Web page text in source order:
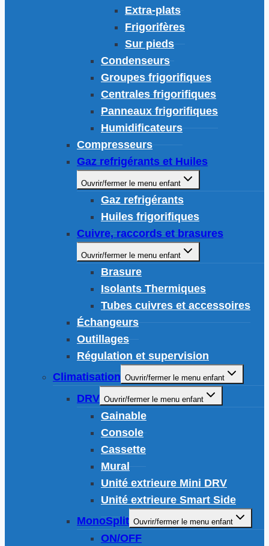
Extra-plats
Frigorifères
Sur pieds
Condenseurs
Groupes frigorifiques
Centrales frigorifiques
Panneaux frigorifiques
Humidificateurs
Compresseurs
Gaz refrigérants et Huiles
Ouvrir/fermer le menu enfant
Gaz refrigérants
Huiles frigorifiques
Cuivre, raccords et brasures
Ouvrir/fermer le menu enfant
Brasure
Isolants Thermiques
Tubes cuivres et accessoires
Échangeurs
Outillages
Régulation et supervision
Climatisation Ouvrir/fermer le menu enfant
DRV Ouvrir/fermer le menu enfant
Gainable
Console
Cassette
Mural
Unité extrieure Mini DRV
Unité extrieure Smart Side
MonoSplit Ouvrir/fermer le menu enfant
ON/OFF